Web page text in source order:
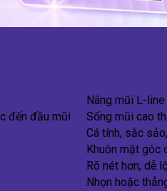
Nâng mũi L-line
đến đầu mũi
Sống mũi cao
Cá tính, sắc
Khuôn mặt góc
Rõ nét hơn, dễ
Nhọn hoặc